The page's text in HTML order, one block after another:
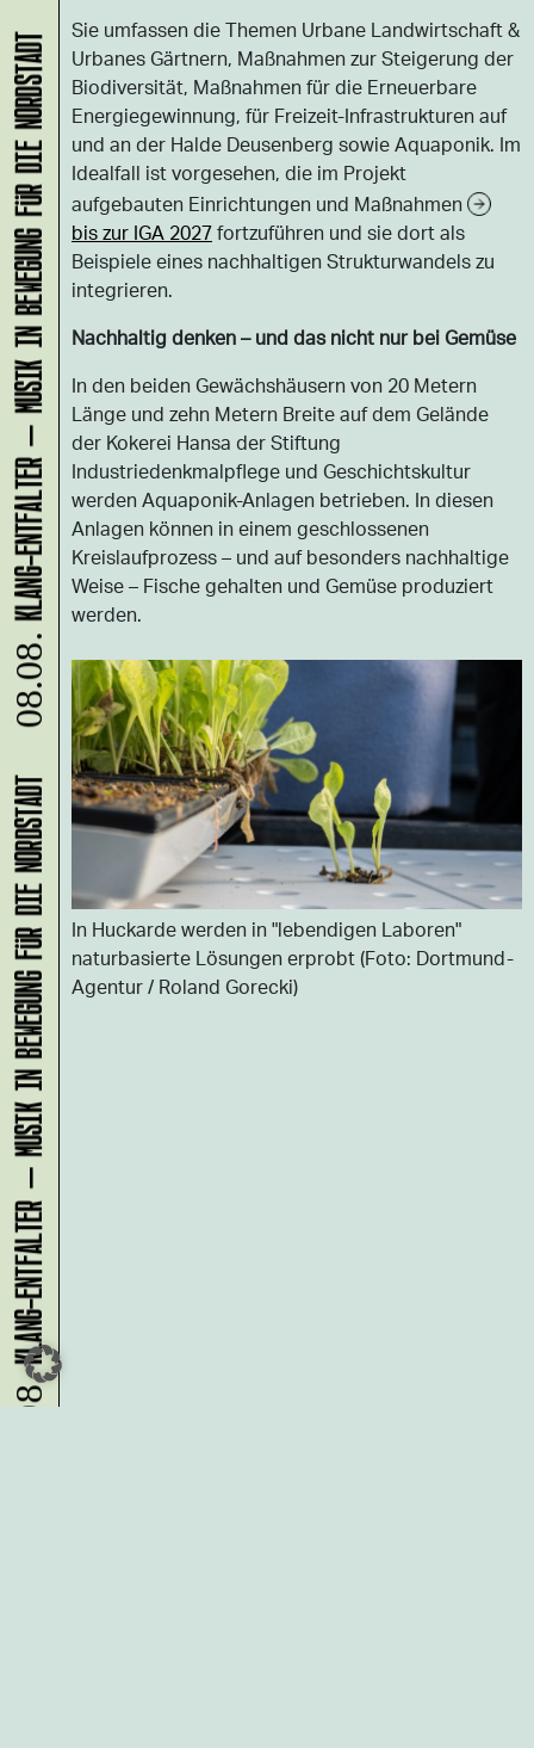
Sie umfassen die Themen Urbane Landwirtschaft &
Urbanes Gärtnern, Maßnahmen zur Steigerung der
Biodiversität, Maßnahmen für die Erneuerbare
Energiegewinnung, für Freizeit-Infrastrukturen auf
und an der Halde Deusenberg sowie Aquaponik. Im
Idealfall ist vorgesehen, die im Projekt
aufgebauten Einrichtungen und Maßnahmen
bis zur IGA 2027fortzuführen und sie dort als
Beispiele eines nachhaltigen Strukturwandels zu
integrieren.
Nachhaltig denken – und das nicht nur bei Gemüse
In den beiden Gewächshäusern von 20 Metern
Länge und zehn Metern Breite auf dem Gelände
der Kokerei Hansa der Stiftung
Industriedenkmalpflege und Geschichtskultur
werden Aquaponik-Anlagen betrieben. In diesen
Anlagen können in einem geschlossenen
Kreislaufprozess – und auf besonders nachhaltige
Weise – Fische gehalten und Gemüse produziert
werden.
In Huckarde werden in "lebendigen Laboren"
naturbasierte Lösungen erprobt (Foto: Dortmund-
Agentur / Roland Gorecki)
07.08.
KLANG-ENTFALTER – MUSIK IN BEWEGUNG FÜR DIE NORDSTADT
08.08.
KLANG-ENTFALTER – MUSIK IN BEWEGUNG FÜR DIE NORDSTADT